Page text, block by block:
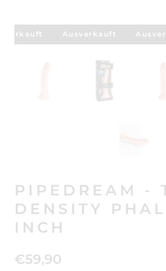
Ausverkauft
PIPEDREAM -
DENSITY
INCH
€59,90